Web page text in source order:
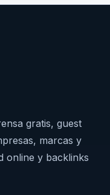
gratis, guest
marcas y
online y backlinks